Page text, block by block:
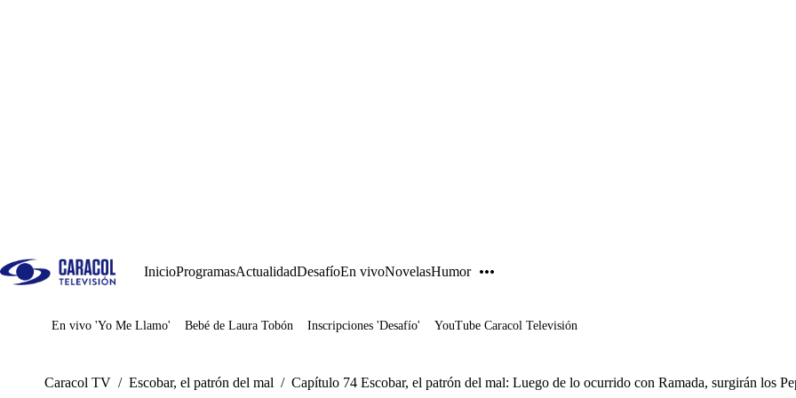
InicioProgramasActualidadDesafíoEn vivoNovelasHumor
Juegos
En vivo 'Yo Me Llamo' Bebé de Laura Tobón Inscripciones 'Desafío' YouTube Caracol Televisión
Caracol TV / Escobar, el patrón del mal / Capítulo 74 Escobar, el patrón del mal: Luego de lo ocurrido con Ramada, surgirán los